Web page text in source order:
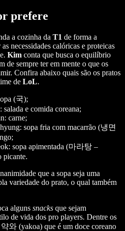
prefere
a cozinha da T1 de forma a
necessidades calóricas e proteicas
Kim conta que busca o equilíbrio
de sempre ter em mente o que os
Confira abaixo quais são os pratos
de LoL.
(국);
salada e comida coreana;
carne;
sopa fria com macarrão (냉면
sopa apimentada (마라탕 –
picante.
que a sopa seja uma
variedade do prato, o qual também
alguns snacks que sejam
de vida dos pro players. Dentre os
약와 (yakoa) que é um doce coreano